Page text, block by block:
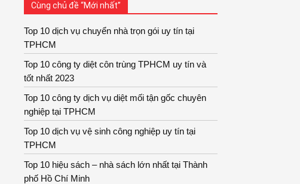
Cùng chủ đề “Mới nhất”
Top 10 dịch vụ chuyển nhà trọn gói uy tín tại
TPHCM
Top 10 công ty diệt côn trùng TPHCM uy tín và
tốt nhất 2023
Top 10 công ty dịch vụ diệt mối tận gốc chuyên
nghiệp tại TPHCM
Top 10 dịch vụ vệ sinh công nghiệp uy tín tại
TPHCM
Top 10 hiệu sách – nhà sách lớn nhất tại Thành
phố Hồ Chí Minh